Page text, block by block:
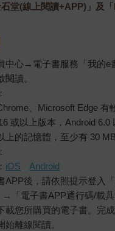
堂(線上閱讀+APP)」及
中心→電子書服務「我的e
閱讀。
、Microsoft Edge 有
或以上版本，Android 6.0
上的記憶體，至少有 30
iOS
Android
APP後，請依照提示登入
→「電子書APP通行碼/載具
載您所購買的電子書。完成
始離線閱讀。